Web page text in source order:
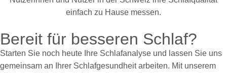
Bereit für besseren Schlaf?
Starten Sie noch heute Ihre Schlafanalyse und lassen Sie uns
gemeinsam an Ihrer Schlafgesundheit arbeiten. Mit unserem